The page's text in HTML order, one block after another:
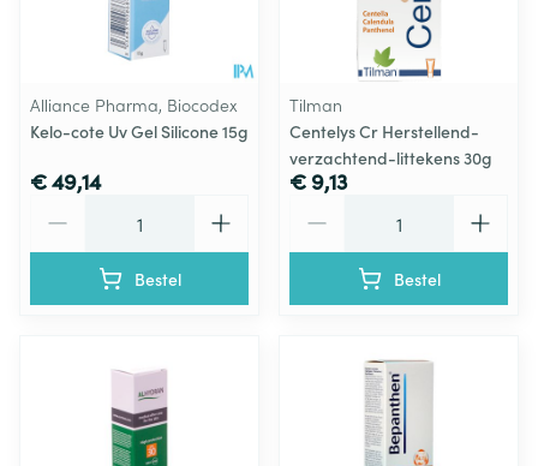
Alliance Pharma, Biocodex
Kelo-cote Uv Gel Silicone 15g
€ 49,14
Bestel
Tilman
Centelys Cr Herstellend-
verzachtend-littekens 30g
€ 9,13
Bestel